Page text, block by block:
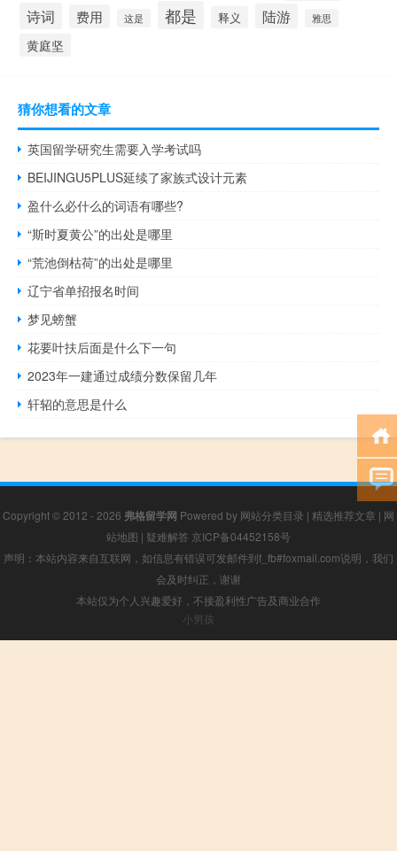
诗词 费用 这是 都是 释义 陆游 雅思
黄庭坚
猜你想看的文章
英国留学研究生需要入学考试吗
BEIJINGU5PLUS延续了家族式设计元素
盈什么必什么的词语有哪些?
“斯时夏黄公”的出处是哪里
“荒池倒枯荷”的出处是哪里
辽宁省单招报名时间
梦见螃蟹
花要叶扶后面是什么下一句
2023年一建通过成绩分数保留几年
轩轺的意思是什么
Copyright © 2012 - 2026 弗格留学网 Powered by 网站分类目录 | 精选推荐文章 | 网
站地图 | 疑难解答 京ICP备04452158号
声明：本站内容来自互联网，如信息有错误可发邮件到f_fb#foxmail.com说明，我们
会及时纠正，谢谢
本站仅为个人兴趣爱好，不接盈利性广告及商业合作
小男孩